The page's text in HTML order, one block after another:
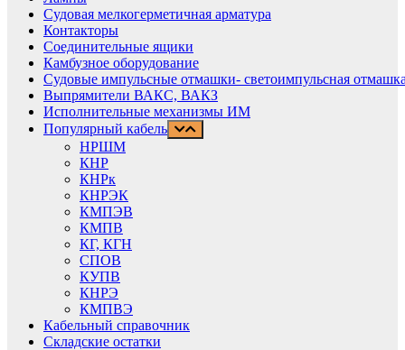
Судовая мелкогерметичная арматура
Контакторы
Соединительные ящики
Камбузное оборудование
Судовые импульсные отмашки- светоимпульсная
Выпрямители ВАКС, ВАКЗ
Исполнительные механизмы ИМ
Популярный кабель
НРШМ
КНР
КНРк
КНРЭК
КМПЭВ
КМПВ
КГ, КГН
СПОВ
КУПВ
КНРЭ
КМПВЭ
Кабельный справочник
Складские остатки